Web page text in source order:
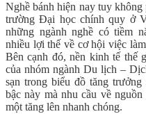
Nghề bánh hiện nay tuy không
trường Đại học chính quy ở
những ngành nghề có tiềm
nhiều lợi thế về cơ hội việc
Bên cạnh đó, nền kinh tế thế
của nhóm ngành Du lịch –
sạn trong biểu đồ tăng
bậc này mà nhu cầu về
một tăng lên nhanh chóng.